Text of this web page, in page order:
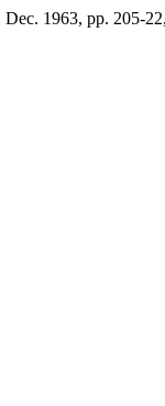
1963, pp. 205-